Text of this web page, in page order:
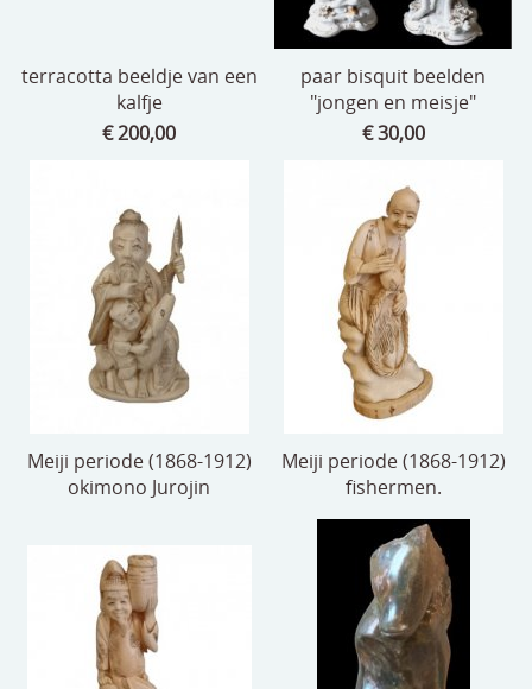
terracotta beeldje van een
kalfje
€ 200,00
paar bisquit beelden
"jongen en meisje"
€ 30,00
Meiji periode (1868-1912)
okimono Jurojin
Meiji periode (1868-1912)
fishermen.